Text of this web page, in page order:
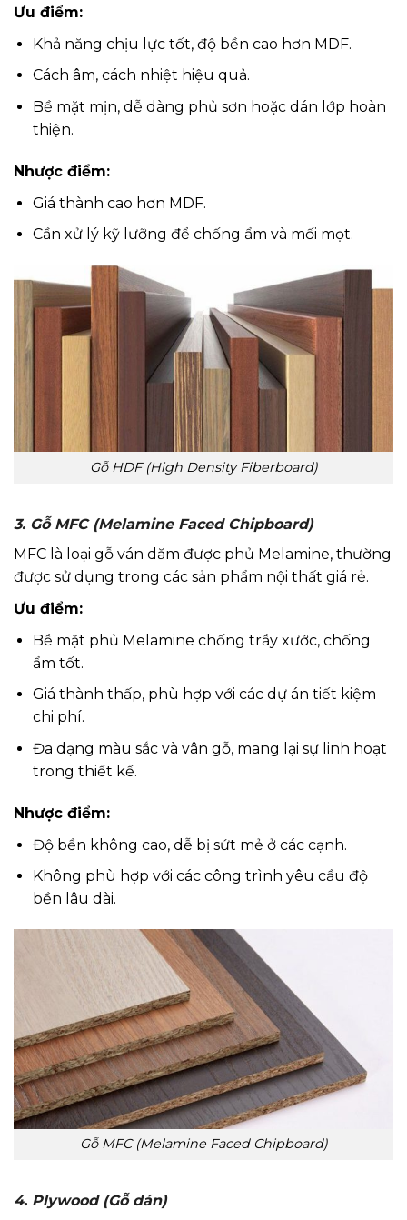
Ưu điểm:
Khả năng chịu lực tốt, độ bền cao hơn MDF.
Cách âm, cách nhiệt hiệu quả.
Bề mặt mịn, dễ dàng phủ sơn hoặc dán lớp hoàn
thiện.
Nhược điểm:
Giá thành cao hơn MDF.
Cần xử lý kỹ lưỡng để chống ẩm và mối mọt.
Gỗ HDF (High Density Fiberboard)
3. Gỗ MFC (Melamine Faced Chipboard)
MFC là loại gỗ ván dăm được phủ Melamine, thường
được sử dụng trong các sản phẩm nội thất giá rẻ.
Ưu điểm:
Bề mặt phủ Melamine chống trầy xước, chống
ẩm tốt.
Giá thành thấp, phù hợp với các dự án tiết kiệm
chi phí.
Đa dạng màu sắc và vân gỗ, mang lại sự linh hoạt
trong thiết kế.
Nhược điểm:
Độ bền không cao, dễ bị sứt mẻ ở các cạnh.
Không phù hợp với các công trình yêu cầu độ
bền lâu dài.
Gỗ MFC (Melamine Faced Chipboard)
4. Plywood (Gỗ dán)